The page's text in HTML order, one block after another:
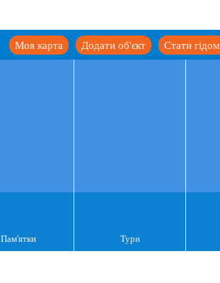
Стати гідом
Додати об'єкт
Моя карта
Пам'ятки Тури